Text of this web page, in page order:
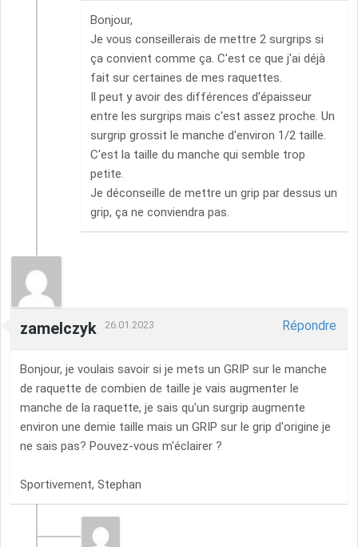
Bonjour,
Je vous conseillerais de mettre 2 surgrips si
ça convient comme ça. C'est ce que j'ai déjà
fait sur certaines de mes raquettes.
Il peut y avoir des différences d'épaisseur
entre les surgrips mais c'est assez proche. Un
surgrip grossit le manche d'environ 1/2 taille.
C'est la taille du manche qui semble trop
petite.
Je déconseille de mettre un grip par dessus un
grip, ça ne conviendra pas.
zamelczyk 26.01.2023 Répondre
Bonjour, je voulais savoir si je mets un GRIP sur le manche
de raquette de combien de taille je vais augmenter le
manche de la raquette, je sais qu'un surgrip augmente
environ une demie taille mais un GRIP sur le grip d'origine je
ne sais pas? Pouvez-vous m'éclairer ?
Sportivement, Stephan